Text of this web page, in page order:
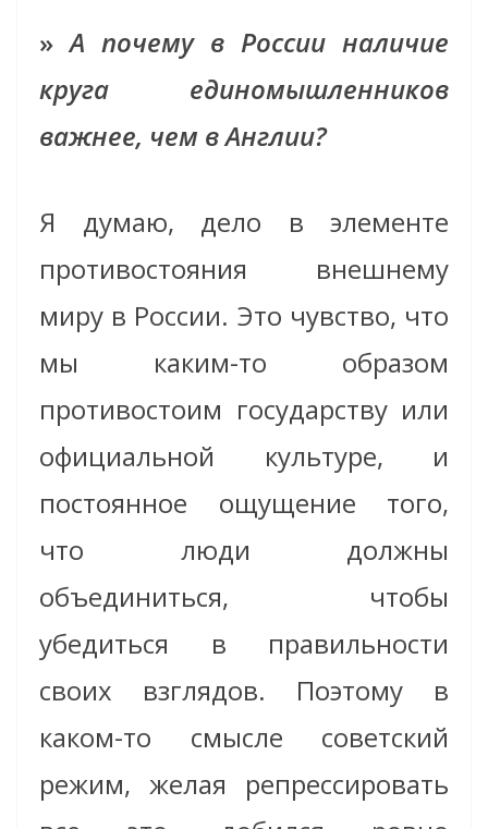
» А почему в России наличие
круга единомышленников
важнее, чем в Англии?
Я думаю, дело в элементе
противостояния внешнему
миру в России. Это чувство, что
мы каким-то образом
противостоим государству или
официальной культуре, и
постоянное ощущение того,
что люди должны
объединиться, чтобы
убедиться в правильности
своих взглядов. Поэтому в
каком-то смысле советский
режим, желая репрессировать